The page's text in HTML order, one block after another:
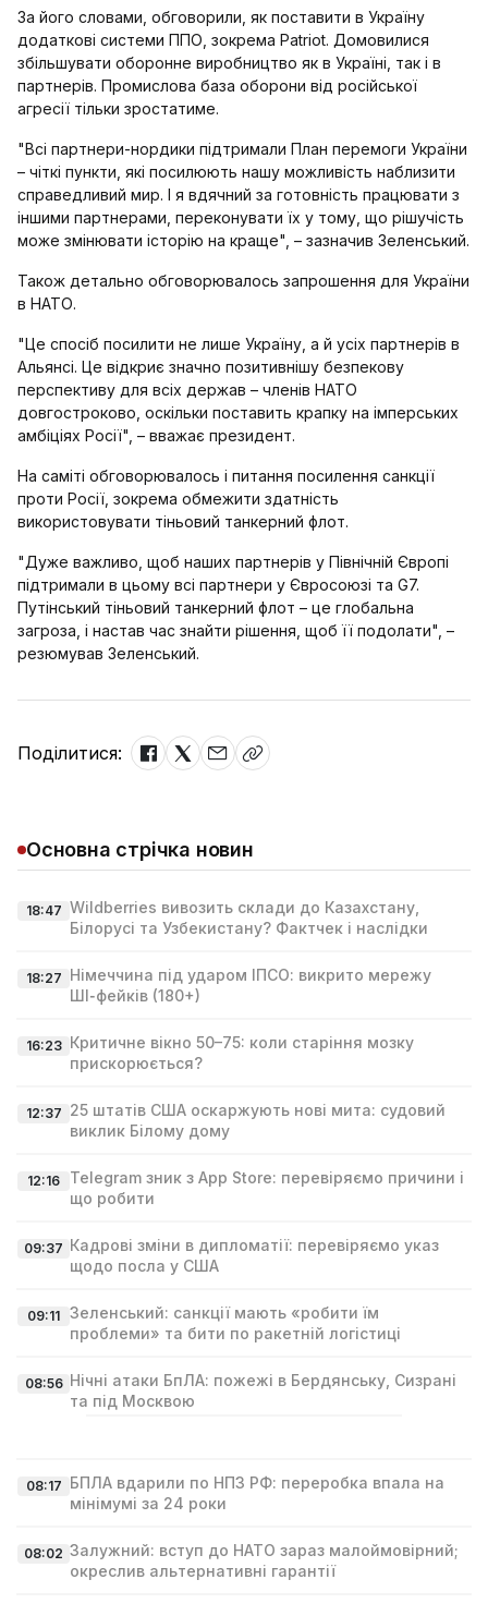
За його словами, обговорили, як поставити в Україну
додаткові системи ППО, зокрема Patriot. Домовилися
збільшувати оборонне виробництво як в Україні, так і в
партнерів. Промислова база оборони від російської
агресії тільки зростатиме.
"Всі партнери-нордики підтримали План перемоги України
– чіткі пункти, які посилюють нашу можливість наблизити
справедливий мир. І я вдячний за готовність працювати з
іншими партнерами, переконувати їх у тому, що рішучість
може змінювати історію на краще", – зазначив Зеленський.
Також детально обговорювалось запрошення для України
в НАТО.
"Це спосіб посилити не лише Україну, а й усіх партнерів в
Альянсі. Це відкриє значно позитивнішу безпекову
перспективу для всіх держав – членів НАТО
довгостроково, оскільки поставить крапку на імперських
амбіціях Росії", – вважає президент.
На саміті обговорювалось і питання посилення санкції
проти Росії, зокрема обмежити здатність
використовувати тіньовий танкерний флот.
"Дуже важливо, щоб наших партнерів у Північній Європі
підтримали в цьому всі партнери у Євросоюзі та G7.
Путінський тіньовий танкерний флот – це глобальна
загроза, і настав час знайти рішення, щоб її подолати", –
резюмував Зеленський.
Поділитися:
Основна стрічка новин
18:47 Wildberries вивозить склади до Казахстану,
Білорусі та Узбекистану? Фактчек і наслідки
18:27 Німеччина під ударом ІПСО: викрито мережу
ШІ‑фейків (180+)
16:23 Критичне вікно 50–75: коли старіння мозку
прискорюється?
12:37 25 штатів США оскаржують нові мита: судовий
виклик Білому дому
12:16
Telegram зник з App Store: перевіряємо причини і
що робити
09:37 Кадрові зміни в дипломатії: перевіряємо указ
щодо посла у США
09:11 Зеленський: санкції мають «робити їм
проблеми» та бити по ракетній логістиці
08:56 Нічні атаки БпЛА: пожежі в Бердянську, Сизрані
та під Москвою
08:17 БПЛА вдарили по НПЗ РФ: переробка впала на
мінімумі за 24 роки
08:02 Залужний: вступ до НАТО зараз малоймовірний;
окреслив альтернативні гарантії